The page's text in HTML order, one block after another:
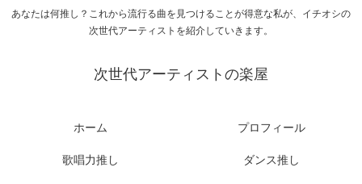
あなたは何推し？これから流行る曲を見つけることが得意な私が、イチオシの
次世代アーティストを紹介していきます。
次世代アーティストの楽屋
ホーム プロフィール
歌唱力推し ダンス推し